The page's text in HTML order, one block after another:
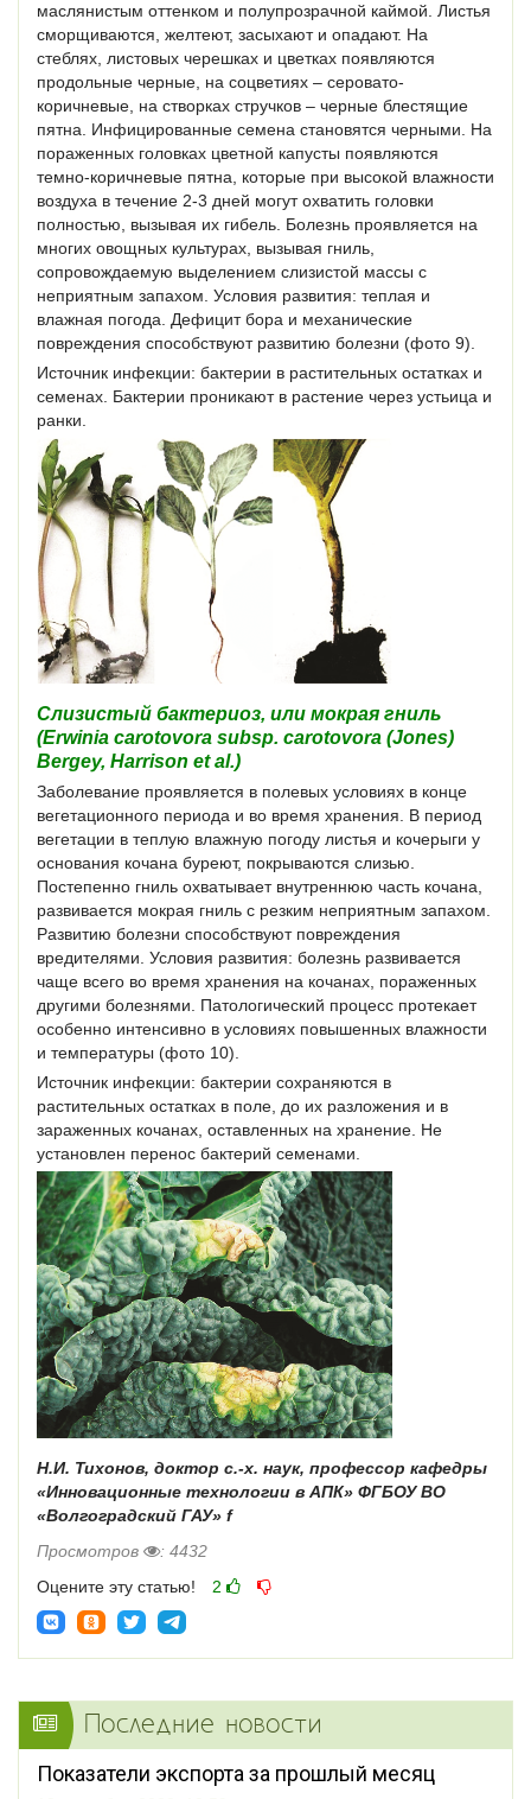
маслянистым оттенком и полупрозрачной каймой. Листья
сморщиваются, желтеют, засыхают и опадают. На
стеблях, листовых черешках и цветках появляются
продольные черные, на соцветиях – серовато-
коричневые, на створках стручков – черные блестящие
пятна. Инфицированные семена становятся черными. На
пораженных головках цветной капусты появляются
темно-коричневые пятна, которые при высокой влажности
воздуха в течение 2-3 дней могут охватить головки
полностью, вызывая их гибель. Болезнь проявляется на
многих овощных культурах, вызывая гниль,
сопровождаемую выделением слизистой массы с
неприятным запахом. Условия развития: теплая и
влажная погода. Дефицит бора и механические
повреждения способствуют развитию болезни (фото 9).
Источник инфекции: бактерии в растительных остатках и
семенах. Бактерии проникают в растение через устьица и
ранки.
Слизистый бактериоз, или мокрая гниль
(Erwinia carotovora subsp. carotovora (Jones)
Bergey, Harrison et al.)
Заболевание проявляется в полевых условиях в конце
вегетационного периода и во время хранения. В период
вегетации в теплую влажную погоду листья и кочерыги у
основания кочана буреют, покрываются слизью.
Постепенно гниль охватывает внутреннюю часть кочана,
развивается мокрая гниль с резким неприятным запахом.
Развитию болезни способствуют повреждения
вредителями. Условия развития: болезнь развивается
чаще всего во время хранения на кочанах, пораженных
другими болезнями. Патологический процесс протекает
особенно интенсивно в условиях повышенных влажности
и температуры (фото 10).
Источник инфекции: бактерии сохраняются в
растительных остатках в поле, до их разложения и в
зараженных кочанах, оставленных на хранение. Не
установлен перенос бактерий семенами.
Н.И. Тихонов, доктор с.-х. наук, профессор кафедры
«Инновационные технологии в АПК» ФГБОУ ВО
«Волгоградский ГАУ» f
Просмотров
: 4432
Оцените эту статью!
2
Последние новости
Показатели экспорта за прошлый месяц